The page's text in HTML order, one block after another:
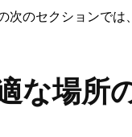
のセクションでは
な場所